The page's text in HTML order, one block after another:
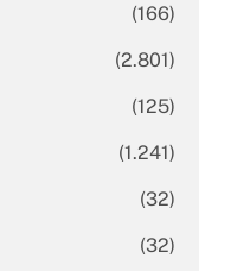
(166)
(2.801)
(125)
(1.241)
(32)
(32)